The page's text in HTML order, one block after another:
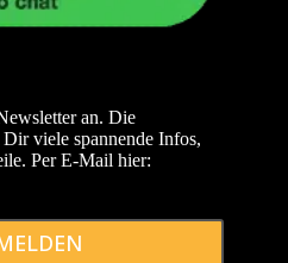
an. Die
viele spannende Infos,
Per E-Mail hier: